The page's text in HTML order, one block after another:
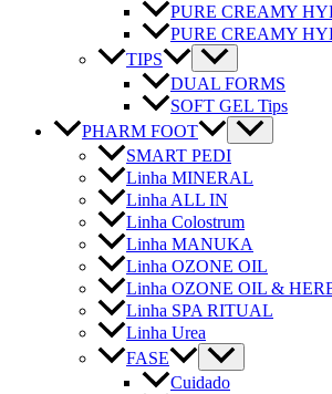
PURE CREAMY
PURE CREAMY
TIPS
DUAL FORMS
SOFT GEL Tips
PHARM FOOT
SMART PEDI
Linha MINERAL
Linha ALL IN
Linha Colostrum
Linha MANUKA
Linha OZONE OIL
Linha OZONE OIL &
Linha SPA RITUAL
Linha Urea
FASE
Cuidado